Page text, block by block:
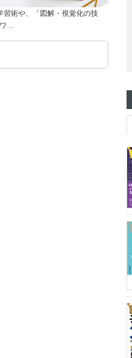
習術や、「図解・視覚化の技
ワ…